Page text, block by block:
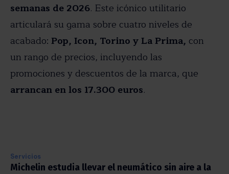
semanas de 2026. Este icónico utilitario
articulará su gama sobre cuatro niveles de
acabado: Pop, Icon, Torino y La Prima, con
un rango de precios, incluyendo las
promociones y descuentos de la marca, que
arrancan en los 17.300 euros.
Servicios
Michelin estudia llevar el neumático sin aire a la